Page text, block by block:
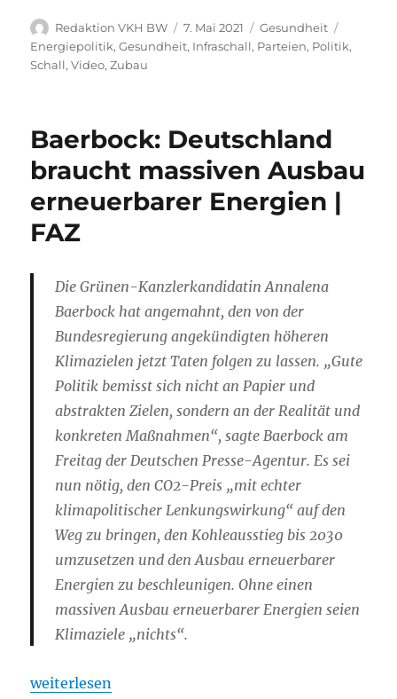
Autor
Redaktion VKH BW
Veröffentlicht
am
7. Mai 2021 Kategorien
Gesundheit
Energiepolitik,Gesundheit, Infraschall, Parteien, Politik,
Schall,Video,Zubau
Baerbock: Deutschland
braucht massiven Ausbau
erneuerbarer Energien |
FAZ
Die Grünen-Kanzlerkandidatin Annalena
Baerbock hat angemahnt, den von der
Bundesregierung angekündigten höheren
Klimazielen jetzt Taten folgen zu lassen. „Gute
Politik bemisst sich nicht an Papier und
abstrakten Zielen, sondern an der Realität und
konkreten Maßnahmen“, sagte Baerbock am
Freitag der Deutschen Presse-Agentur. Es sei
nun nötig, den CO2-Preis „mit echter
klimapolitischer Lenkungswirkung“ auf den
Weg zu bringen, den Kohleausstieg bis 2030
umzusetzen und den Ausbau erneuerbarer
Energien zu beschleunigen. Ohne einen
massiven Ausbau erneuerbarer Energien seien
Klimaziele „nichts“.
„Baerbock: Deutschland braucht massiven Ausbau
weiterlesen